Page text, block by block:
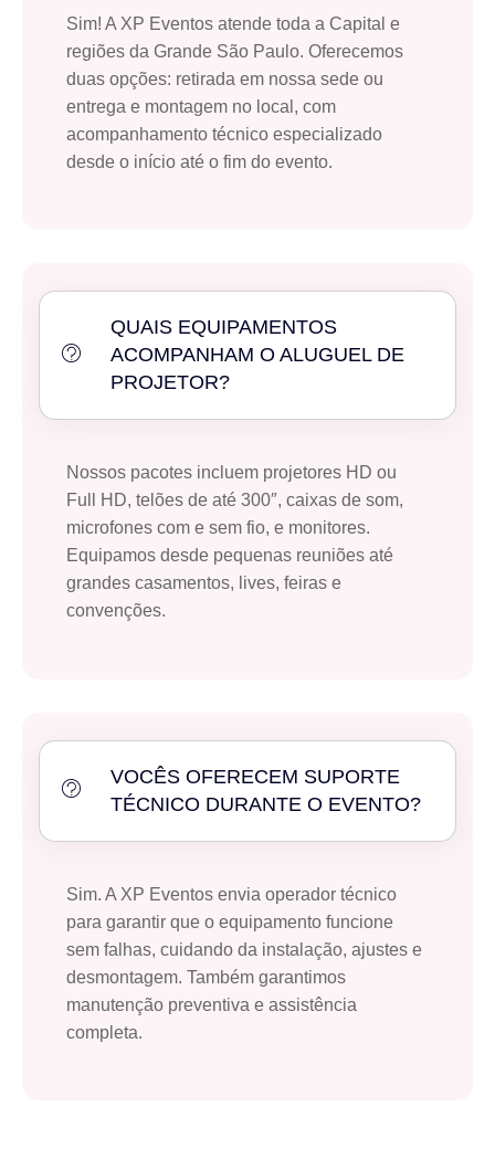
Sim! A XP Eventos atende toda a Capital e
regiões da Grande São Paulo. Oferecemos
duas opções: retirada em nossa sede ou
entrega e montagem no local, com
acompanhamento técnico especializado
desde o início até o fim do evento.
QUAIS EQUIPAMENTOS
ACOMPANHAM O ALUGUEL DE
PROJETOR?
Nossos pacotes incluem projetores HD ou
Full HD, telões de até 300″, caixas de som,
microfones com e sem fio, e monitores.
Equipamos desde pequenas reuniões até
grandes casamentos, lives, feiras e
convenções.
VOCÊS OFERECEM SUPORTE
TÉCNICO DURANTE O EVENTO?
Sim. A XP Eventos envia operador técnico
para garantir que o equipamento funcione
sem falhas, cuidando da instalação, ajustes e
desmontagem. Também garantimos
manutenção preventiva e assistência
completa.